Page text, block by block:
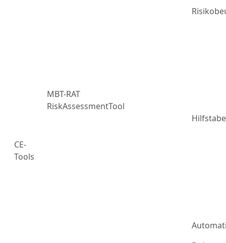
CE-
Tools
MBT-RAT
RiskAssessmentTool